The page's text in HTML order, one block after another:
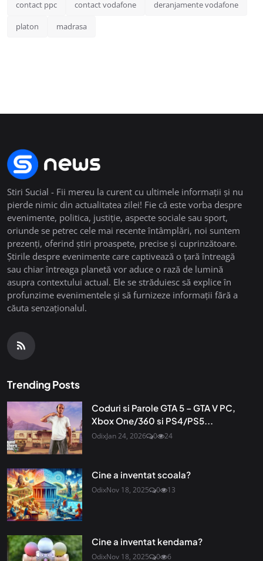
contact ppc contact vodafone deranjamente vodafone
platon madrasa
Stiri Sucial - Fii mereu la curent cu ultimele informații și nu
pierde nimic din actualitatea zilei! Fie că este vorba despre
evenimente, politica, justiție, aspecte sociale sau sport,
oriunde se petrec cele mai recente întâmplări, noi suntem
prezenți, oferind știri proaspete, precise și cuprinzătoare.
Știrile despre evenimente care captivează o țară întreagă
sau chiar întreaga planetă vor aduce o rază de lumină
asupra contextului actual. Ele se străduiesc să explice în
profunzime evenimentele și să furnizeze informații fără a
căuta senzaționalul.
Trending Posts
Coduri si Parole GTA 5 – GTA V PC,
Xbox One/360 si PS4/PS5...
OdixJan 24, 2026 0 24
Cine a inventat scoala?
OdixNov 18, 2025 0 13
Cine a inventat kendama?
OdixNov 18, 2025 0 6